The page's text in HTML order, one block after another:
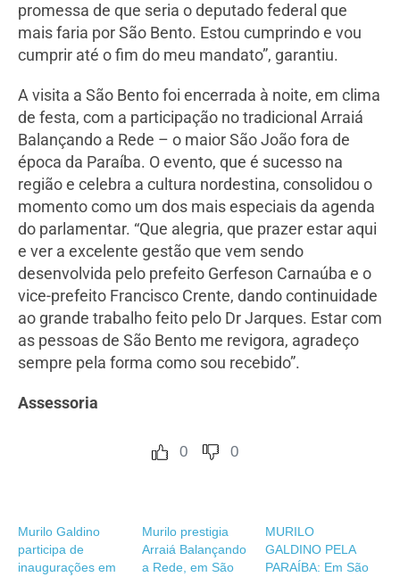
promessa de que seria o deputado federal que
mais faria por São Bento. Estou cumprindo e vou
cumprir até o fim do meu mandato”, garantiu.
A visita a São Bento foi encerrada à noite, em clima
de festa, com a participação no tradicional Arraiá
Balançando a Rede – o maior São João fora de
época da Paraíba. O evento, que é sucesso na
região e celebra a cultura nordestina, consolidou o
momento como um dos mais especiais da agenda
do parlamentar. “Que alegria, que prazer estar aqui
e ver a excelente gestão que vem sendo
desenvolvida pelo prefeito Gerfeson Carnaúba e o
vice-prefeito Francisco Crente, dando continuidade
ao grande trabalho feito pelo Dr Jarques. Estar com
as pessoas de São Bento me revigora, agradeço
sempre pela forma como sou recebido”.
Assessoria
0 0
Murilo Galdino
participa de
inaugurações em
Murilo prestigia
Arraiá Balançando
a Rede, em São
MURILO
GALDINO PELA
PARAÍBA: Em São